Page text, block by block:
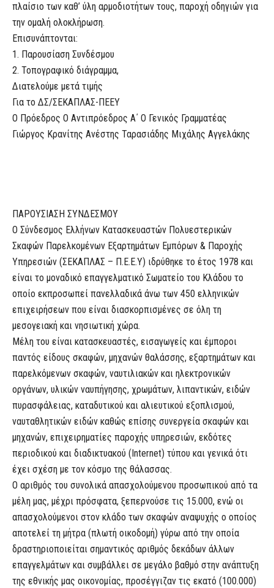
πλαίσιο των καθ’ ύλη αρμοδιοτήτων τους, παροχή οδηγιών για
την ομαλή ολοκλήρωση.
Επισυνάπτονται:
1. Παρουσίαση Συνδέσμου
2. Τοπογραφικό διάγραμμα,
Διατελούμε μετά τιμής
Για το ΔΣ/ΣΕΚΑΠΛΑΣ-ΠΕΕΥ
Ο Πρόεδρος Ο Αντιπρόεδρος Α΄ Ο Γενικός Γραμματέας
Γιώργος Κρανίτης Ανέστης Ταρασιάδης Μιχάλης Αγγελάκης
ΠΑΡΟΥΣΙΑΣΗ ΣΥΝΔΕΣΜΟΥ
O Σύνδεσμος Ελλήνων Κατασκευαστών Πολυεστερικών
Σκαφών Παρελκομένων Εξαρτημάτων Εμπόρων & Παροχής
Υπηρεσιών (ΣΕΚΑΠΛΑΣ – Π.Ε.Ε.Υ) ιδρύθηκε το έτος 1978 και
είναι το μοναδικό επαγγελματικό Σωματείο του Κλάδου το
οποίο εκπροσωπεί πανελλαδικά άνω των 450 ελληνικών
επιχειρήσεων που είναι διασκορπισμένες σε όλη τη
μεσογειακή και νησιωτική χώρα.
Μέλη του είναι κατασκευαστές, εισαγωγείς και έμποροι
παντός είδους σκαφών, μηχανών θαλάσσης, εξαρτημάτων και
παρελκόμενων σκαφών, ναυτιλιακών και ηλεκτρονικών
οργάνων, υλικών ναυπήγησης, χρωμάτων, λιπαντικών, ειδών
πυρασφάλειας, καταδυτικού και αλιευτικού εξοπλισμού,
ναυταθλητικών ειδών καθώς επίσης συνεργεία σκαφών και
μηχανών, επιχειρηματίες παροχής υπηρεσιών, εκδότες
περιοδικού και διαδικτυακού (Internet) τύπου και γενικά ότι
έχει σχέση με τον κόσμο της θάλασσας.
Ο αριθμός του συνολικά απασχολούμενου προσωπικού από τα
μέλη μας, μέχρι πρόσφατα, ξεπερνούσε τις 15.000, ενώ οι
απασχολούμενοι στον κλάδο των σκαφών αναψυχής ο οποίος
αποτελεί τη μήτρα (πλωτή οικοδομή) γύρω από την οποία
δραστηριοποιείται σημαντικός αριθμός δεκάδων άλλων
επαγγελμάτων και συμβάλλει σε μεγάλο βαθμό στην ανάπτυξη
της εθνικής μας οικονομίας, προσέγγιζαν τις εκατό (100.000)